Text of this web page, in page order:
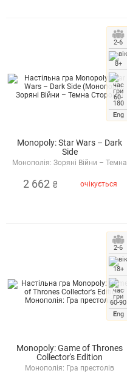
Monopoly: Star Wars – Dark
Side
Монополія: Зоряні Війни – Темна
2-6
8+
60-
180
Eng
2 662 ₴ очікується
Monopoly: Game of Thrones
Collector's Edition
Монополія: Гра престолів
2-6
18+
60-90
Eng